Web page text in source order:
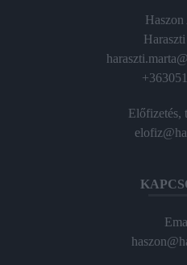
Előfizetés,